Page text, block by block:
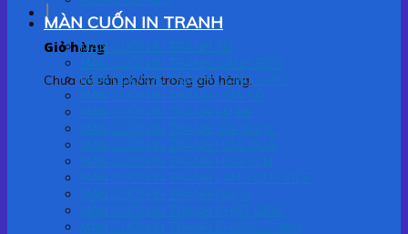
Giỏ hàng
Chưa có sản phẩm trong giỏ hàng.
MÀN CUỐN IN TRANH
MÀN CUỐN IN TRANH 3D
MÀN CUỐN IN TRANH CÔNG GIÁO